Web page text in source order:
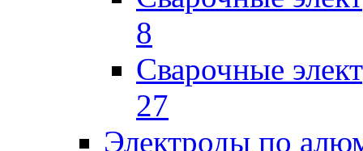
8
Сварочные
27
Электроды по